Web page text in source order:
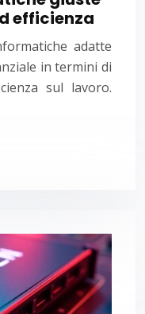
efficienza
adatte
in termini di
sul lavoro.